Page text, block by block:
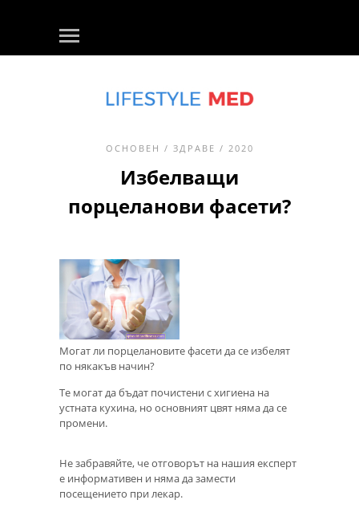
ОСНОВЕН / ЗДРАВЕ / 2020
Избелващи
порцеланови фасети?
Могат ли порцелановите фасети да се избелят
по някакъв начин?
Те могат да бъдат почистени с хигиена на
устната кухина, но основният цвят няма да се
промени.
Не забравяйте, че отговорът на нашия експерт
е информативен и няма да замести
посещението при лекар.